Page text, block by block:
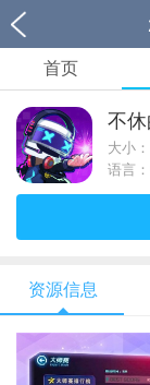
首页
不
大小：
语言
资源信息